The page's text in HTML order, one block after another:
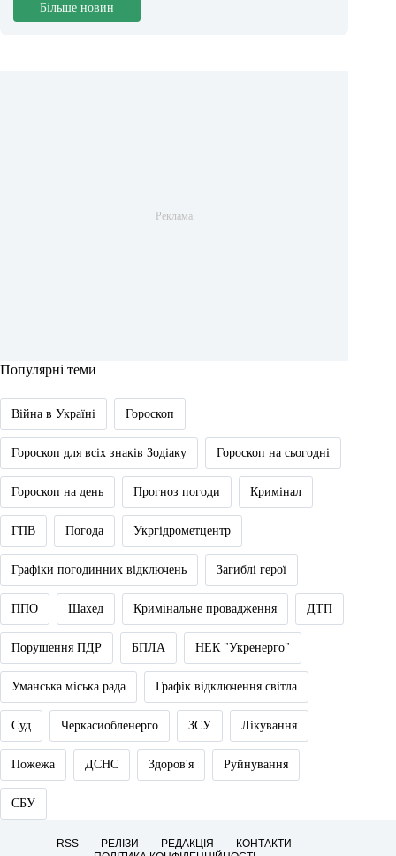
Більше новин
Популярні теми
Війна в Україні Гороскоп
Гороскоп для всіх знаків Зодіаку Гороскоп на сьогодні
Гороскоп на день Прогноз погоди Кримінал
ГПВ Погода Укргідрометцентр
Графіки погодинних відключень Загиблі герої
ППО Шахед Кримінальне провадження ДТП
Порушення ПДР БПЛА НЕК "Укренерго"
Уманська міська рада Графік відключення світла
Суд Черкасиобленерго ЗСУ Лікування
Пожежа ДСНС Здоров'я Руйнування
СБУ
RSS РЕЛІЗИ РЕДАКЦІЯ
КОНТАКТИ